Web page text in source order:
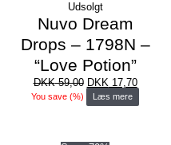
Udsolgt
Nuvo Dream
Drops – 1798N –
“Love Potion”
DKK59,00 Den
oprindelige
pris
DKK17,70Den
pris
You save (%) Læs mere